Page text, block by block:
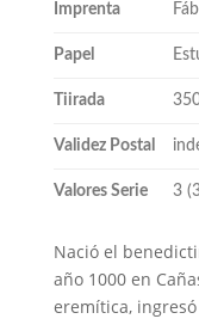
Imprenta
Papel
Tiirada
Validez Postal
Valores Serie 3
Nació el
año 1000 en
eremítica,